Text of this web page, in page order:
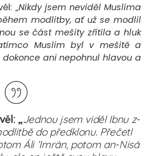
„Nikdy jsem neviděl Muslima
modlitby, ať už se modlil
se část mešity zřítila a hluk
Muslim byl v mešitě a
ani nepohnul hlavou a
„Jednou jsem viděl Ibnu z-
do předklonu. Přečetl
Áli ‘Imrán, potom an-Nisá